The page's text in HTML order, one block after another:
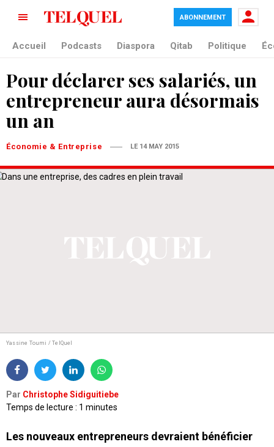
ABONNEMENT
Accueil Podcasts Diaspora Qitab Politique
Pour déclarer ses salariés, un
entrepreneur aura désormais
un an
Économie & Entreprise LE 14 MAY 2015
Yassine Toumi / TelQuel
Par Christophe Sidiguitiebe
Temps de lecture : 1 minutes
Les nouveaux entrepreneurs devraient bénéficier